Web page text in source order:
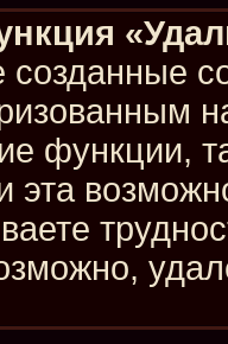
созданные
функции,
эта